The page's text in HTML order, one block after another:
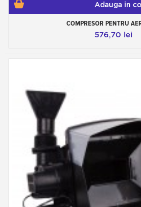
Adauga in
COMPRESOR PENTRU
576,70 lei